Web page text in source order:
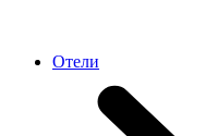
Отели